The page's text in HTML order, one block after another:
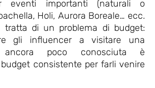
eventi importanti (naturali o
Holi, Aurora Boreale… ecc.
tratta di un problema di budget:
gli influencer a visitare una
ancora poco conosciuta è
consistente per farli venire